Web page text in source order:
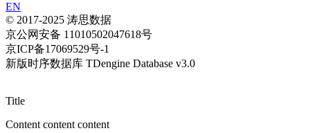
EN
© 2017-2025 涛思数据
京公网安备 11010502047618号
京ICP备17069529号-1
新版时序数据库 TDengine Database v3.0
Title
Content content content